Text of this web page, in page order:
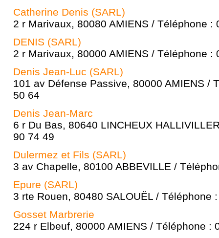
Catherine Denis (SARL)
2 r Marivaux, 80080 AMIENS / Téléphone :
DENIS (SARL)
2 r Marivaux, 80000 AMIENS / Téléphone :
Denis Jean-Luc (SARL)
101 av Défense Passive, 80000 AMIENS /
50 64
Denis Jean-Marc
6 r Du Bas, 80640 LINCHEUX
90 74 49
Dulermez et Fils (SARL)
3 av Chapelle, 80100 ABBEVILLE /
Epure (SARL)
3 rte Rouen, 80480 SALOUËL / Téléphone
Gosset Marbrerie
224 r Elbeuf, 80000 AMIENS / Téléphone :